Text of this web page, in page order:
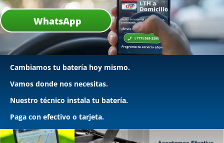
WhatsApp
Cambiamos tu batería hoy mismo.
Vamos donde nos necesitas.
Nuestro técnico instala tu batería.
Paga con efectivo o tarjeta.